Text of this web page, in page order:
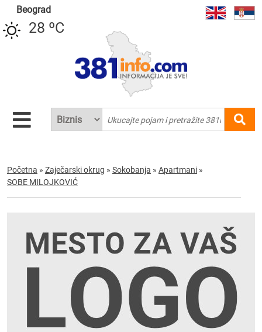
Beograd
28 ºC
Početna » Zaječarski okrug » Sokobanja » Apartmani »
SOBE MILOJKOVIĆ